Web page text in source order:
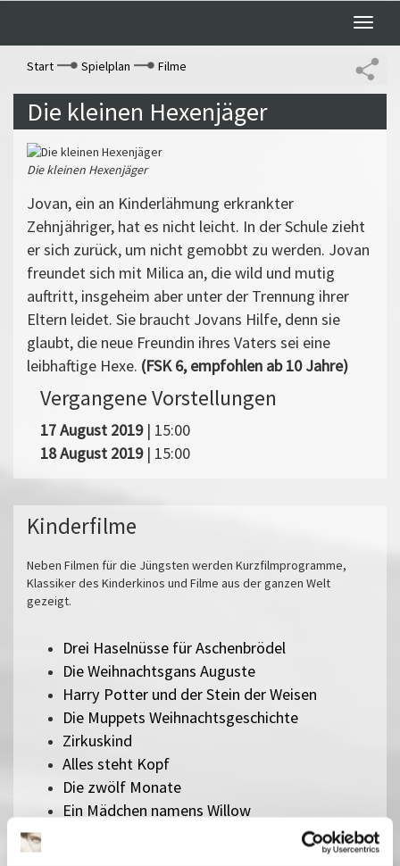
Toggle
Start
Spielplan Filme
Die kleinen Hexenjäger
Die kleinen Hexenjäger
Jovan, ein an Kinderlähmung erkrankter
Zehnjähriger, hat es nicht leicht. In der Schule zieht
er sich zurück, um nicht gemobbt zu werden. Jovan
freundet sich mit Milica an, die wild und mutig
auftritt, insgeheim aber unter der Trennung ihrer
Eltern leidet. Sie braucht Jovans Hilfe, denn sie
glaubt, die neue Freundin ihres Vaters sei eine
leibhaftige Hexe. (FSK 6, empfohlen ab 10 Jahre)
Vergangene Vorstellungen
17 August 2019| 15:00
18 August 2019| 15:00
Kinderfilme
Neben Filmen für die Jüngsten werden Kurzfilmprogramme,
Klassiker des Kinderkinos und Filme aus der ganzen Welt
gezeigt.
Drei Haselnüsse für Aschenbrödel
Die Weihnachtsgans Auguste
Harry Potter und der Stein der Weisen
Die Muppets Weihnachtsgeschichte
Zirkuskind
Alles steht Kopf
Die zwölf Monate
Ein Mädchen namens Willow
Pumuckl und das große Missverständnis